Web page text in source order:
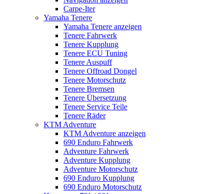
Carpe-Iter
Yamaha Tenere
Yamaha Tenere anzeigen
Tenere Fahrwerk
Tenere Kupplung
Tenere ECU Tuning
Tenere Auspuff
Tenere Offroad Dongel
Tenere Motorschutz
Tenere Bremsen
Tenere Übersetzung
Tenere Service Teile
Tenere Räder
KTM Adventure
KTM Adventure anzeigen
690 Enduro Fahrwerk
Adventure Fahrwerk
Adventure Kupplung
Adventure Motorschutz
690 Enduro Kupplung
690 Enduro Motorschutz